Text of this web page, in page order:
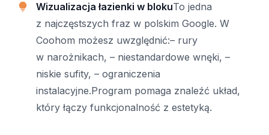
Wizualizacja łazienki w blokuTo jedna
z najczęstszych fraz w polskim Google. W
Coohom możesz uwzględnić:– rury
w narożnikach, – niestandardowe wnęki, –
niskie sufity, – ograniczenia
instalacyjne.Program pomaga znaleźć układ,
który łączy funkcjonalność z estetyką.